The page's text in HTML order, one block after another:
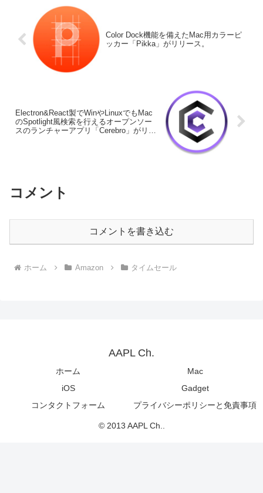
Color Dock機能を備えたMac用カラーピ
ッカー「Pikka」がリリース。
Electron&React製でWinやLinuxでもMac
のSpotlight風検索を行えるオープンソー
スのランチャーアプリ「Cerebro」がリリ
コメント
コメントを書き込む
ホーム Amazon タイムセール
AAPL Ch.
ホーム
Mac
iOS
Gadget
コンタクトフォーム
プライバシーポリシーと免責事項
© 2013 AAPL Ch..